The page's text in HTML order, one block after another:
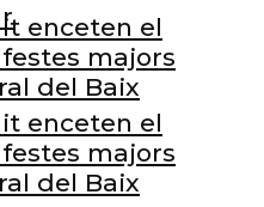
enceten el
majors
del Baix
enceten el
majors
del Baix